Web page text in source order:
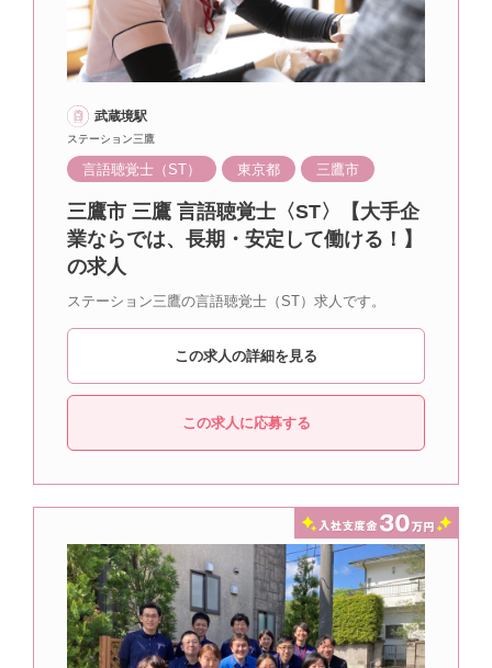
武蔵境駅
ステーション三鷹
言語聴覚士（ST） 東京都 三鷹市
三鷹市 三鷹 言語聴覚士〈ST〉【大手企
業ならでは、長期・安定して働ける！】
の求人
ステーション三鷹の言語聴覚士（ST）求人です。
この求人の詳細を見る
この求人に応募する